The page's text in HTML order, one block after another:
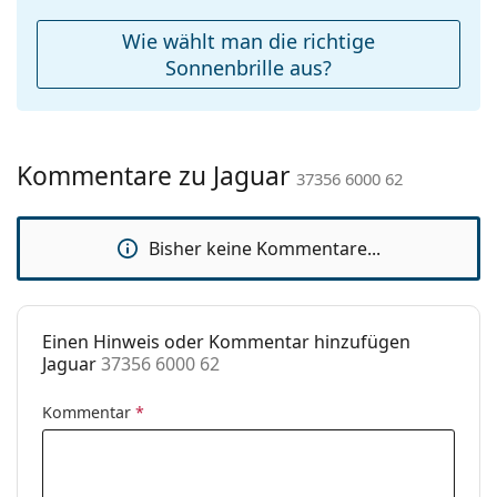
Weiteres
Herren
Verwendung:
Mode
Code:
37356 6000 62
Wie wählt man die richtige
Sonnenbrille aus?
Kommentare zu Jaguar 37356 6000 62
Bisher keine Kommentare...
Einen Hinweis oder Kommentar hinzufügen
Jaguar37356 6000 62
Kommentar *